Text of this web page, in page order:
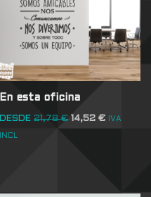
En esta oficina
DESDE 21,78€ 14,52€ IVA
INCL